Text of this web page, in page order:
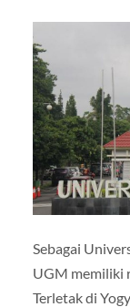
Sebagai
UGM memiliki
Terletak di